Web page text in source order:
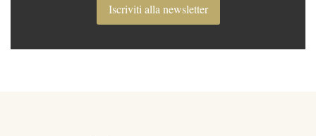
Iscriviti alla newsletter